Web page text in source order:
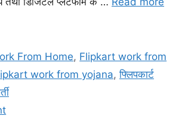
From Home, Flipkart work from
work from yojana,फ्लिपकार्ट